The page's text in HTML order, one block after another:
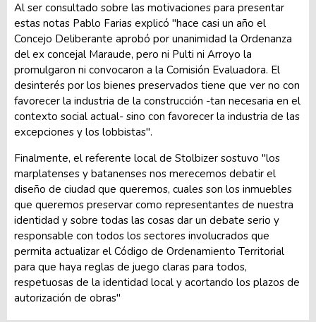
Al ser consultado sobre las motivaciones para presentar
estas notas Pablo Farias explicó "hace casi un año el
Concejo Deliberante aprobó por unanimidad la Ordenanza
del ex concejal Maraude, pero ni Pulti ni Arroyo la
promulgaron ni convocaron a la Comisión Evaluadora. El
desinterés por los bienes preservados tiene que ver no con
favorecer la industria de la construcción -tan necesaria en el
contexto social actual- sino con favorecer la industria de las
excepciones y los lobbistas".
Finalmente, el referente local de Stolbizer sostuvo "los
marplatenses y batanenses nos merecemos debatir el
diseño de ciudad que queremos, cuales son los inmuebles
que queremos preservar como representantes de nuestra
identidad y sobre todas las cosas dar un debate serio y
responsable con todos los sectores involucrados que
permita actualizar el Código de Ordenamiento Territorial
para que haya reglas de juego claras para todos,
respetuosas de la identidad local y acortando los plazos de
autorización de obras"